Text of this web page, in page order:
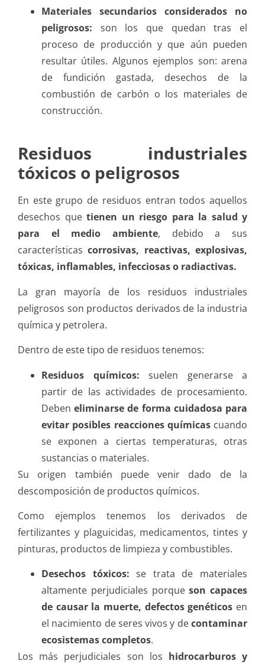
Materiales secundarios considerados no
peligrosos: son los que quedan tras el
proceso de producción y que aún pueden
resultar útiles. Algunos ejemplos son: arena
de fundición gastada, desechos de la
combustión de carbón o los materiales de
construcción.
Residuos industriales
tóxicos o peligrosos
En este grupo de residuos entran todos aquellos
desechos que tienen un riesgo para la salud y
para el medio ambiente, debido a sus
característicascorrosivas, reactivas, explosivas,
tóxicas, inflamables, infecciosas o radiactivas.
La gran mayoría de los residuos industriales
peligrosos son productos derivados de la industria
química y petrolera.
Dentro de este tipo de residuos tenemos:
Residuos químicos: suelen generarse a
partir de las actividades de procesamiento.
Debeneliminarse de forma cuidadosa para
evitar posibles reacciones químicascuando
se exponen a ciertas temperaturas, otras
sustancias o materiales.
Su origen también puede venir dado de la
descomposición de productos químicos.
Como ejemplos tenemos los derivados de
fertilizantes y plaguicidas, medicamentos, tintes y
pinturas, productos de limpieza y combustibles.
Desechos tóxicos: se trata de materiales
altamente perjudiciales porqueson capaces
de causar la muerte, defectos genéticos en
el nacimiento de seres vivos y decontaminar
ecosistemas completos.
Los más perjudiciales son los hidrocarburos y